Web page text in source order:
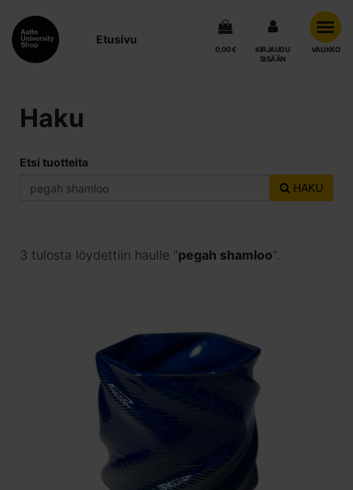
Etusivu
0,00 €
KIRJAUDU
SISÄÄN
VALIKKO
Haku
Etsi tuotteita
HAKU
3 tulosta löydettiin haulle "pegah shamloo".